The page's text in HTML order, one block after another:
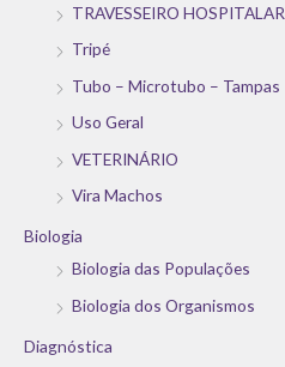
TRAVESSEIRO HOSPITALAR
Tripé
Tubo – Microtubo – Tampas
Uso Geral
VETERINÁRIO
Vira Machos
Biologia
Biologia das Populações
Biologia dos Organismos
Diagnóstica